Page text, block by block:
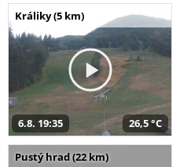
Králiky (5 km)
6.8. 19:35 26,5 °C
Pustý hrad (22 km)